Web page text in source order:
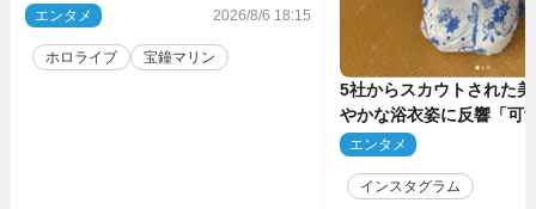
う系主人公まである」
エンタメ 2026/8/6 18:15
ホロライブ 宝鐘マリン
5社からスカウトされた
やかな浴衣姿に反響「可
ぅ」
エンタメ
インスタグラム